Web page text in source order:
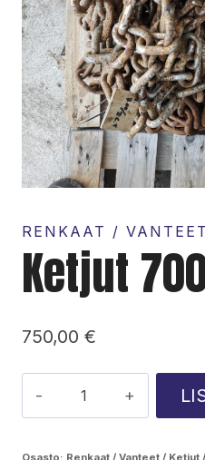
RENKAAT /
Ketjut
750,00 €
700/26.5
Osasto: Renkaat / Vanteet / Ketjut